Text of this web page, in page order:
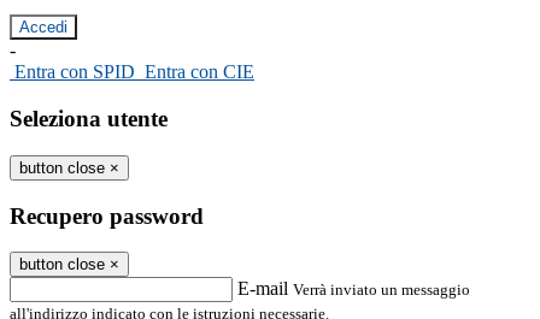
-
Entra con SPID Entra con CIE
Seleziona utente
button close ×
Recupero password
button close ×
E-mail Verrà inviato un messaggio
all'indirizzo indicato con le istruzioni necessarie.